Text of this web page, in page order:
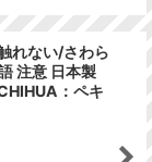
れない/さわら
注意 日本製
：ペキ